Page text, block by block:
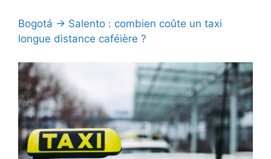
Bogotá → Salento : combien coûte un taxi
longue distance caféière ?